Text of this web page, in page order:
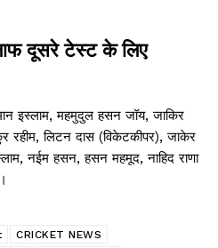
दूसरे टेस्ट के लिए
इस्लाम, महमुदुल हसन जॉय, जाकिर
रहीम, लिटन दास (विकेटकीपर), जाकेर
नईम हसन, हसन महमूद, नाहिद राणा
CRICKET NEWS